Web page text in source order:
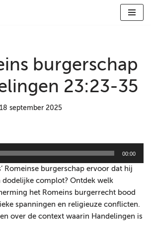
burgerschap
23:23-35
18 september 2025
00:00
Romeinse burgerschap ervoor dat hij
dodelijke complot? Ontdek welk
het Romeins burgerrecht bood
spanningen en religieuze conflicten.
over de context waarin Handelingen is